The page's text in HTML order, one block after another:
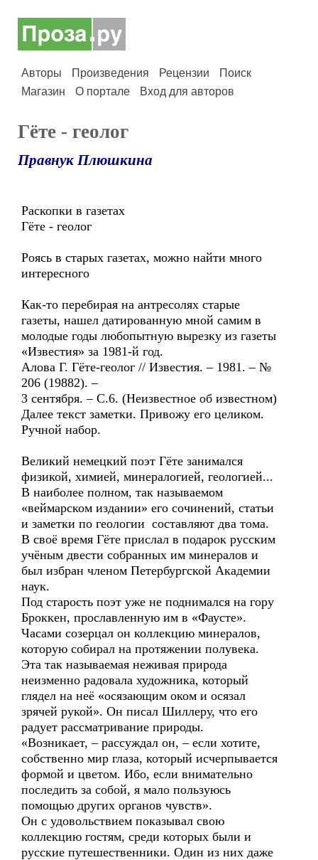
Авторы Произведения Рецензии
Поиск
Магазин
О портале Вход для авторов
Гёте - геолог
Правнук Плюшкина
Раскопки в газетах
Гёте - геолог
Роясь в старых газетах, можно найти много
интересного
Как-то перебирая на антресолях старые
газеты, нашел датированную мной самим в
молодые годы любопытную вырезку из газеты
«Известия» за 1981-й год.
Алова Г. Гёте-геолог // Известия. – 1981. – №
206 (19882). –
3 сентября. – С.6. (Неизвестное об известном)
Далее текст заметки. Привожу его целиком.
Ручной набор.
Великий немецкий поэт Гёте занимался
физикой, химией, минералогией, геологией...
В наиболее полном, так называемом
«веймарском издании» его сочинений, статьи
и заметки по геологии составляют два тома.
В своё время Гёте прислал в подарок русским
учёным двести собранных им минералов и
был избран членом Петербургской Академии
наук.
Под старость поэт уже не поднимался на гору
Броккен, прославленную им в «Фаусте».
Часами созерцал он коллекцию минералов,
которую собирал на протяжении полувека.
Эта так называемая неживая природа
неизменно радовала художника, который
глядел на неё «осязающим оком и осязал
зрячей рукой». Он писал Шиллеру, что его
радует рассматривание природы.
«Возникает, – рассуждал он, – если хотите,
собственно мир глаза, который исчерпывается
формой и цветом. Ибо, если внимательно
последить за собой, я мало пользуюсь
помощью других органов чувств».
Он с удовольствием показывал свою
коллекцию гостям, среди которых были и
русские путешественники. Один из них даже